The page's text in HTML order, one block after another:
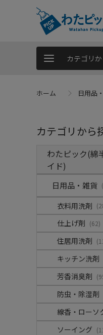
カテゴリ
ホーム 日用品
カテゴリから
わたピック(綿
イド)
日用品・雑貨
衣料用洗剤
仕上げ剤 (62)
住居用洗剤
キッチン洗剤
芳香消臭剤
防虫・除湿剤
線香・ローソ
ソーイング